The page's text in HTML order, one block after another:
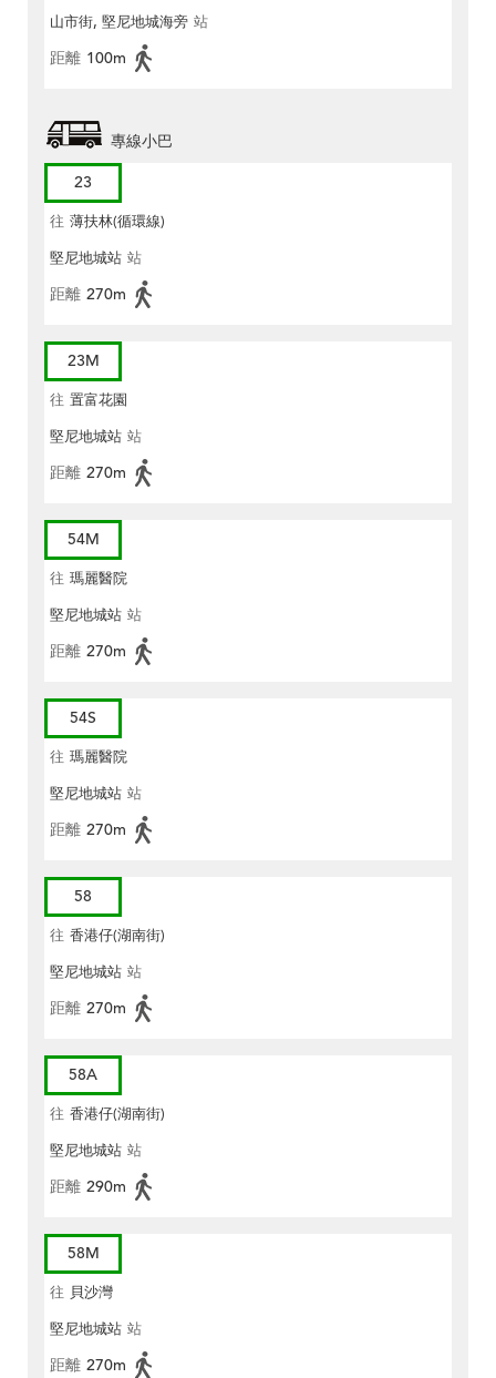
山市街, 堅尼地城海旁 站
距離 100m
專線小巴
23
往 薄扶林(循環線)
堅尼地城站 站
距離 270m
23M
往 置富花園
堅尼地城站 站
距離 270m
54M
往 瑪麗醫院
堅尼地城站 站
距離 270m
54S
往 瑪麗醫院
堅尼地城站 站
距離 270m
58
往 香港仔(湖南街)
堅尼地城站 站
距離 270m
58A
往 香港仔(湖南街)
堅尼地城站 站
距離 290m
58M
往 貝沙灣
堅尼地城站 站
距離 270m